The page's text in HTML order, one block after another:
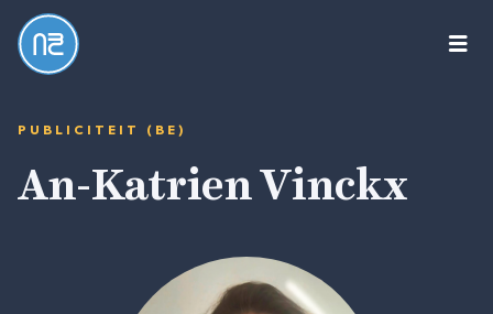
New
PUBLICITEIT (BE)
An-Katrien Vinckx